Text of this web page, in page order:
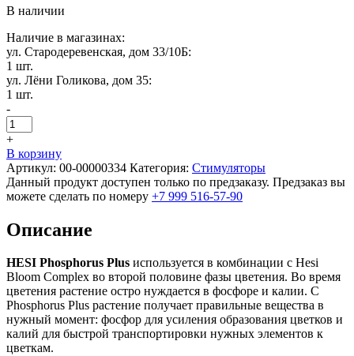
В наличии
Наличие в магазинах:
ул. Стародеревенская, дом 33/10Б:
1 шт.
ул. Лёни Голикова, дом 35:
1 шт.
-
+
В корзину
Артикул: 00-00000334 Категория: Стимуляторы
Данный продукт доступен только по предзаказу. Предзаказ вы
можете сделать по номеру +7 999 516-57-90
Описание
HESI Phosphorus Plus используется в комбинации с Hesi
Bloom Complex во второй половине фазы цветения. Во время
цветения растение остро нуждается в фосфоре и калии. С
Phosphorus Plus растение получает правильные вещества в
нужный момент: фосфор для усиления образования цветков и
калий для быстрой транспортировки нужных элементов к
цветкам.